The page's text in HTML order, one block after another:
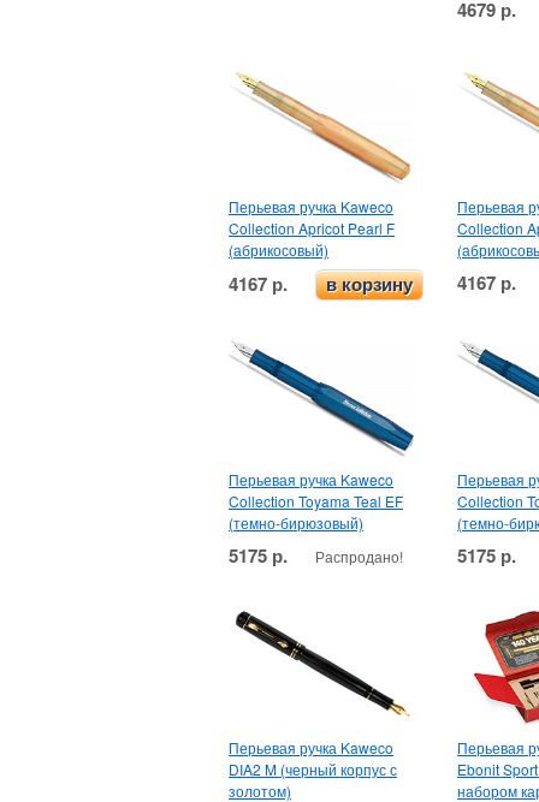
4679 р.
Перьевая ручка Kaweco
Collection Apricot Pearl F
(абрикосовый)
4167 р. в корзину
Перьевая
Collection
4167 р.
Перьевая ручка Kaweco
Collection Toyama Teal EF
(темно-бирюзовый)
5175 р. Распродано!
Перьевая
Collection
(темно-
5175 р.
Перьевая ручка Kaweco
DIA2 M (черный корпус с
золотом)
Перьевая
Ebonit
набором